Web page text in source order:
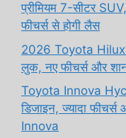
प्रीमियम 7-सीटर
फीचर्स से होगी लैस
2026 Toyota Hilux
लुक, नए फीचर्स और
Toyota Innova
डिजाइन, ज्यादा
Innova